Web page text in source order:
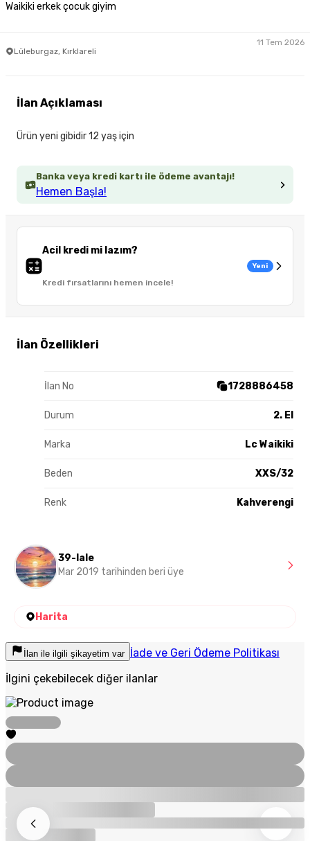
Waikiki erkek çocuk giyim
Lüleburgaz, Kırklareli
11 Tem 2026
Banka veya kredi kartı ile ödeme avantajı!
Hemen Başla!
Acil kredi mi lazım?
Kredi fırsatlarını hemen incele!
Yeni
İlan Özellikleri
İlan No 1728886458
Durum 2. El
Marka Lc Waikiki
Beden XXS/32
Renk Kahverengi
İlan Açıklaması
Ürün yeni gibidir 12 yaş için
39-lale
Mar 2019 tarihinden beri üye
Harita
İlan ile ilgili şikayetim var İade ve Geri Ödeme Politikası
İlgini çekebilecek diğer ilanlar